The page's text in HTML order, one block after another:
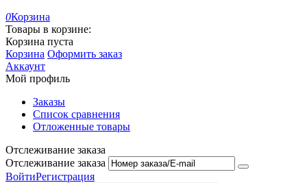
0Корзина
Товары в корзине:
Корзина пуста
Корзина Оформить заказ
Аккаунт
Мой профиль
Заказы
Список сравнения
Отложенные товары
Отслеживание заказа
Отслеживание заказа
ВойтиРегистрация